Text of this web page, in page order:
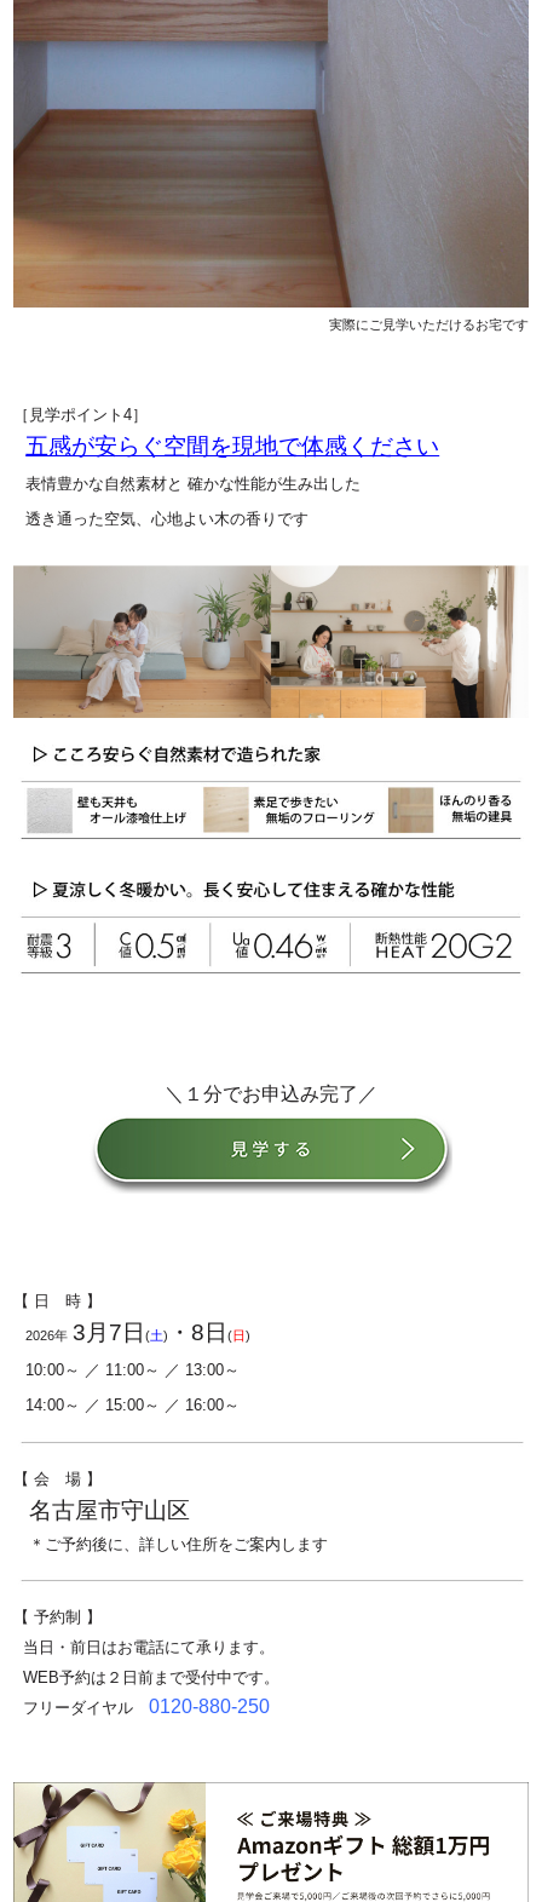
実際にご見学いただけるお宅です
［見学ポイント4］
五感が安らぐ空間を現地で体感ください
表情豊かな自然素材と 確かな性能が生み出した
透き通った空気、心地よい木の香りです
＼１分でお申込み完了／
【 日 時 】
2026年 3月7日(土) ・8日(日)
10:00～ ／ 11:00～ ／ 13:00～
14:00～ ／ 15:00～ ／ 16:00～
【 会 場 】
名古屋市守山区
＊ ご予約後に、詳しい住所をご案内します
【 予約制 】
当日・前日はお電話にて承ります。
WEB予約は２日前まで受付中です。
フリーダイヤル
0120-880-250